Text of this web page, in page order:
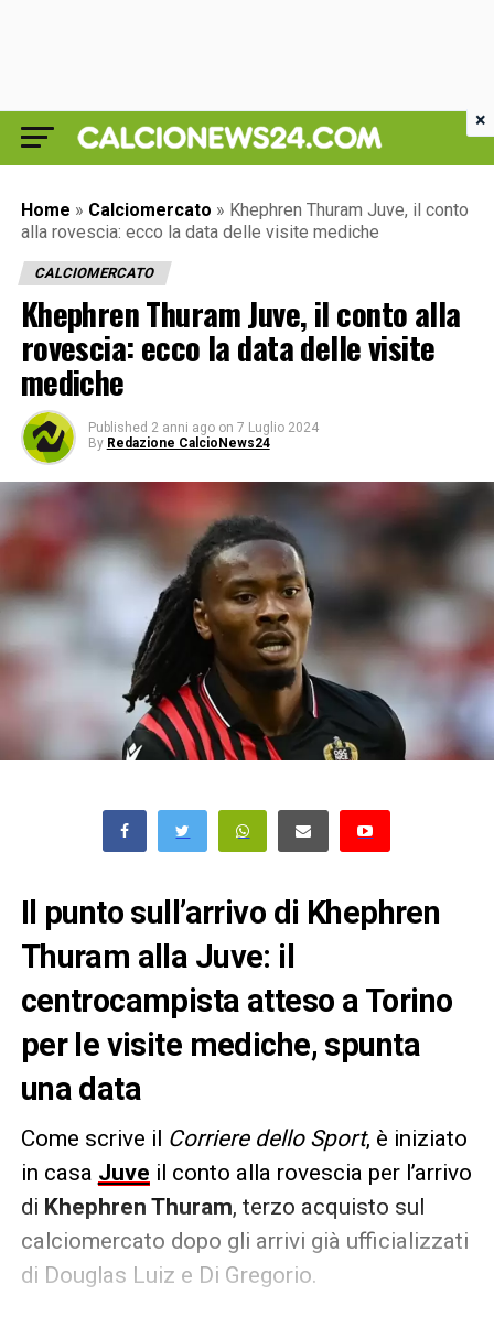
Home » Calciomercato » Khephren Thuram Juve, il conto
alla rovescia: ecco la data delle visite mediche
CALCIOMERCATO
Khephren Thuram Juve, il conto alla
rovescia: ecco la data delle visite
mediche
Published 2 anni ago on 7 Luglio 2024
By Redazione CalcioNews24
Il punto sull’arrivo di Khephren
Thuram alla Juve: il
centrocampista atteso a Torino
per le visite mediche, spunta
una data
Come scrive il Corriere dello Sport, è iniziato
in casa Juve il conto alla rovescia per l’arrivo
di Khephren Thuram, terzo acquisto sul
calciomercato dopo gli arrivi già ufficializzati
di Douglas Luiz e Di Gregorio.
×